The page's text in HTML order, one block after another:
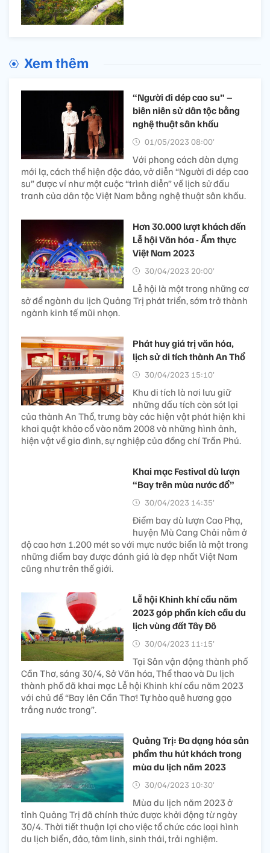
Xem thêm
“Người đi dép cao su” –
biên niên sử dân tộc bằng
nghệ thuật sân khấu
01/05/2023 08:00’
Với phong cách dàn dựng
mới lạ, cách thể hiện độc đáo, vở diễn “Người đi dép cao
su” được ví như một cuộc “trình diễn” về lịch sử đấu
tranh của dân tộc Việt Nam bằng nghệ thuật sân khấu.
Hơn 30.000 lượt khách đến
Lễ hội Văn hóa - Ẩm thực
Việt Nam 2023
30/04/2023 20:00’
Lễ hội là một trong những cơ
sở để ngành du lịch Quảng Trị phát triển, sớm trở thành
ngành kinh tế mũi nhọn.
Phát huy giá trị văn hóa,
lịch sử di tích thành An Thổ
30/04/2023 15:10’
Khu di tích là nơi lưu giữ
những dấu tích còn sót lại
của thành An Thổ, trưng bày các hiện vật phát hiện khi
khai quật khảo cổ vào năm 2008 và những hình ảnh,
hiện vật về gia đình, sự nghiệp của đồng chí Trần Phú.
Khai mạc Festival dù lượn
“Bay trên mùa nước đổ”
30/04/2023 14:35’
Điểm bay dù lượn Cao Phạ,
huyện Mù Cang Chải nằm ở
độ cao hơn 1.200 mét so với mực nước biển là một trong
những điểm bay được đánh giá là đẹp nhất Việt Nam
cũng như trên thế giới.
Lễ hội Khinh khí cầu năm
2023 góp phần kích cầu du
lịch vùng đất Tây Đô
30/04/2023 11:15’
Tại Sân vận động thành phố
Cần Thơ, sáng 30/4, Sở Văn hóa, Thể thao và Du lịch
thành phố đã khai mạc Lễ hội Khinh khí cầu năm 2023
với chủ đề “Bay lên Cần Thơ! Tự hào quê hương gạo
trắng nước trong”.
Quảng Trị: Đa dạng hóa sản
phẩm thu hút khách trong
mùa du lịch năm 2023
30/04/2023 10:30’
Mùa du lịch năm 2023 ở
tỉnh Quảng Trị đã chính thức được khởi động từ ngày
30/4. Thời tiết thuận lợi cho việc tổ chức các loại hình
du lịch biển, đảo, tâm linh, sinh thái, trải nghiệm.